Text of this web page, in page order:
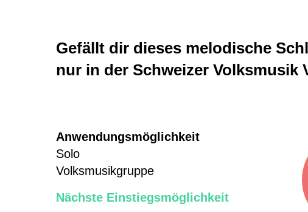
Chöre
Kinderchor 1
Jugendchor
Gefällt dir dieses melodische
nur in der Schweizer Volksmusik
Anwendungsmöglichkeit
Solo
Volksmusikgruppe
Nächste Einstiegsmöglichkeit